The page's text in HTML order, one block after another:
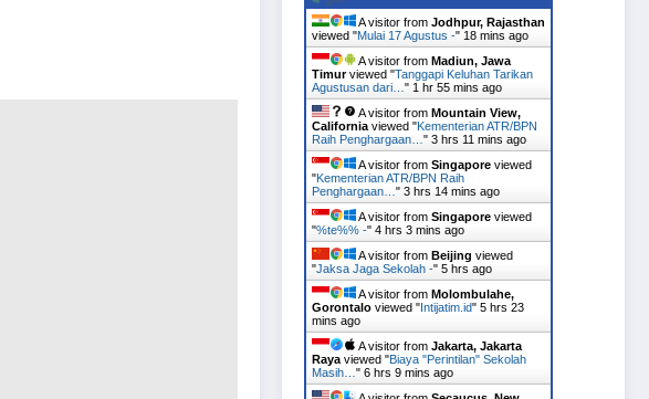
A visitor from Jodhpur, Rajasthan
viewed "Mulai 17 Agustus -" 18 mins ago
A visitor from Madiun, Jawa
Timurviewed "Tanggapi Keluhan Tarikan
Agustusan dari…" 1 hr 55 mins ago
A visitor from Mountain View,
Californiaviewed "Kementerian ATR/BPN
Raih Penghargaan…" 3 hrs 11 mins ago
A visitor from Singapore viewed
"Kementerian ATR/BPN Raih
Penghargaan…" 3 hrs 14 mins ago
A visitor from Singapore viewed
"%te%% -" 4 hrs 3 mins ago
A visitor from Beijing viewed
"Jaksa Jaga Sekolah -" 5 hrs ago
A visitor from Molombulahe,
Gorontalo viewed " Intijatim.id" 5 hrs 23
mins ago
A visitor from Jakarta, Jakarta
Rayaviewed "Biaya "Perintilan" Sekolah
Masih…" 6 hrs 9 mins ago